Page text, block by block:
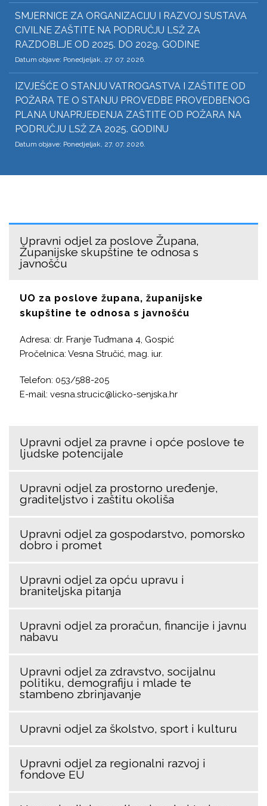
SMJERNICE ZA ORGANIZACIJU I RAZVOJ SUSTAVA
CIVILNE ZAŠTITE NA PODRUČJU LSŽ ZA
RAZDOBLJE OD 2025. DO 2029. GODINE
Datum objave: Ponedjeljak, 27. 07. 2026.
IZVJEŠĆE O STANJU VATROGASTVA I ZAŠTITE OD
POŽARA TE O STANJU PROVEDBE PROVEDBENOG
PLANA UNAPRJEĐENJA ZAŠTITE OD POŽARA NA
PODRUČJU LSŽ ZA 2025. GODINU
Datum objave: Ponedjeljak, 27. 07. 2026.
UO za poslove župana, županijske
skupštine te odnosa s javnošću
Adresa: dr. Franje Tuđmana 4, Gospić
Pročelnica: Vesna Stručić, mag. iur.
Telefon: 053/588-205
E-mail: vesna.strucic@licko-senjska.hr